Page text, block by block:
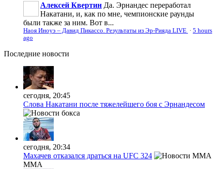
Алексей Квертин Да. Эрнандес переработал
Накатани, и, как по мне, чемпионские раунды
были также за ним. Вот в...
Наоя Иноуэ – Давид Пикассо. Результаты из Эр-Рияда LIVE · 5 hours
ago
Последние новости
сегодня, 20:45
Слова Накатани после тяжелейшего боя с Эрнандесом
сегодня, 20:34
Махачев отказался драться на UFC 324
MMA